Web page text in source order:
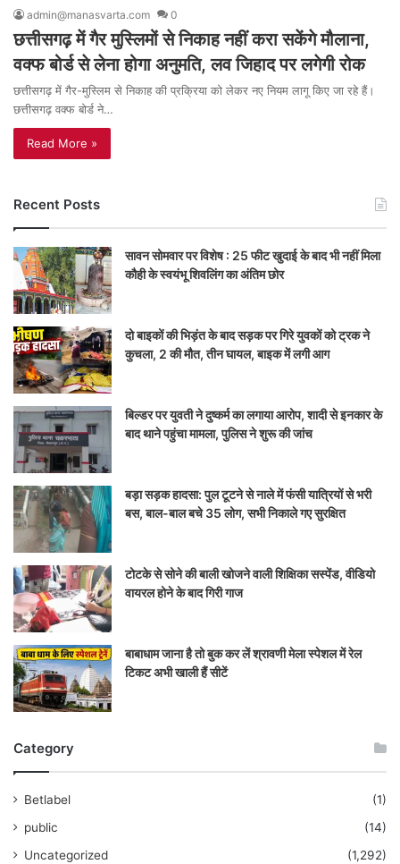
admin@manasvarta.com 0
छत्तीसगढ़ में गैर मुस्लिमों से निकाह नहीं करा सकेंगे मौलाना,
वक्फ बोर्ड से लेना होगा अनुमति, लव जिहाद पर लगेगी रोक
छत्तीसगढ़ में गैर-मुस्लिम से निकाह की प्रक्रिया को लेकर नए नियम लागू किए जा रहे हैं।
छत्तीसगढ़ वक्फ बोर्ड ने…
Read More »
Recent Posts
सावन सोमवार पर विशेष : 25 फीट खुदाई के बाद भी नहीं मिला
कौही के स्वयंभू शिवलिंग का अंतिम छोर
दो बाइकों की भिड़ंत के बाद सड़क पर गिरे युवकों को ट्रक ने
कुचला, 2 की मौत, तीन घायल, बाइक में लगी आग
बिल्डर पर युवती ने दुष्कर्म का लगाया आरोप, शादी से इनकार के
बाद थाने पहुंचा मामला, पुलिस ने शुरू की जांच
बड़ा सड़क हादसा: पुल टूटने से नाले में फंसी यात्रियों से भरी
बस, बाल-बाल बचे 35 लोग, सभी निकाले गए सुरक्षित
टोटके से सोने की बाली खोजने वाली शिक्षिका सस्पेंड, वीडियो
वायरल होने के बाद गिरी गाज
बाबाधाम जाना है तो बुक कर लें श्रावणी मेला स्पेशल में रेल
टिकट अभी खाली हैं सीटें
Category
Betlabel
(1)
public
(14)
Uncategorized
(1,292)